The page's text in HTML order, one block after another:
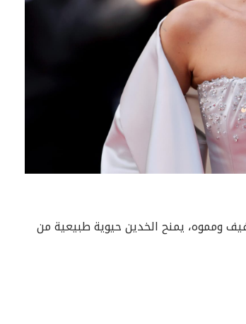
ومموه، يمنح الخدين حيوية طبيعية من